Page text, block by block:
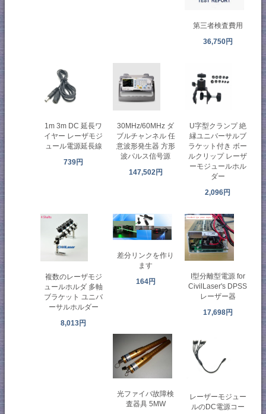
第三者検査費用
36,750円
1m 3m DC 延長ワ
イヤー レーザモジ
ュール電源延長線
739円
30MHz/60MHz ダ
ブルチャンネル 任
意波形発生器 方形
波パルス信号源
147,502円
U字型クランプ 絶
縁ユニバーサルブ
ラケット付き ボー
ルクリップ レーザ
ーモジュールホル
ダー
2,096円
複数のレーザモジ
ュールホルダ 多軸
ブラケット ユニバ
ーサルホルダー
8,013円
差分リンクを作り
ます
164円
I型分離型電源 for
CivilLaser's DPSS
レーザー器
17,698円
光ファイバ故障検
査器具 5MW
レーザーモジュー
ルのDC電源コー